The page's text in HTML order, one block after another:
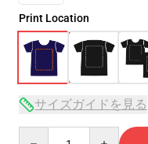
Print Location
サイズガイドを見る